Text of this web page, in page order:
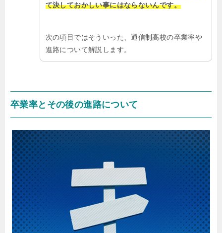
て決しておかしい事にはならないんです。
次の項目ではそういった、通信制高校の卒業率や
進路について解説します。
卒業率とその後の進路について